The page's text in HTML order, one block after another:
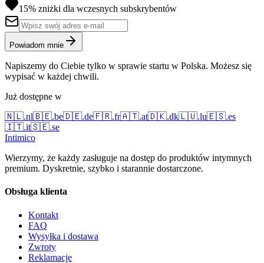
15% zniżki dla wczesnych subskrybentów
Powiadom mnie
Napiszemy do Ciebie tylko w sprawie startu w Polska. Możesz się
wypisać w każdej chwili.
Już dostępne w
🇳🇱.nl🇧🇪.be🇩🇪.de🇫🇷.fr🇦🇹.at🇩🇰.dk🇱🇺.lu🇪🇸.es
🇮🇹.it🇸🇪.se
Intimico
Wierzymy, że każdy zasługuje na dostęp do produktów intymnych
premium. Dyskretnie, szybko i starannie dostarczone.
Obsługa klienta
Kontakt
FAQ
Wysyłka i dostawa
Zwroty
Reklamacje